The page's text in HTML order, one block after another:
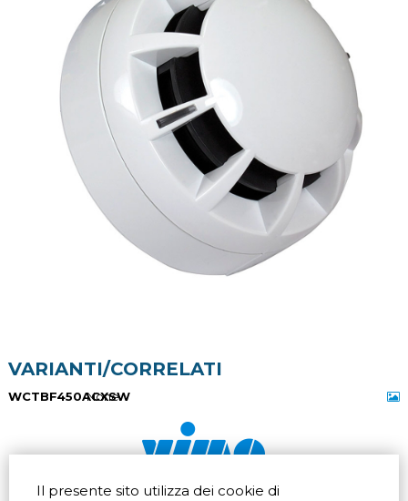
Il presente sito utilizza dei cookie di
VARIANTI/CORRELATI
WCTBF450ACXSW
None
Via dell'artigianato 32Q Tel. +39 039 672520